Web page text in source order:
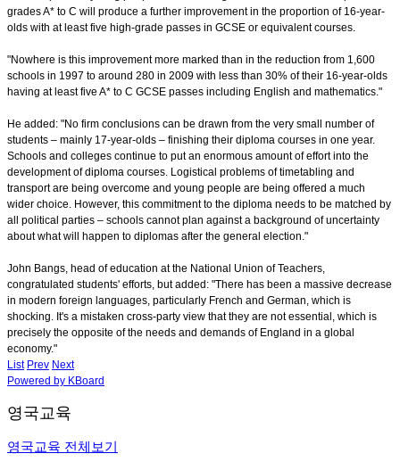
grades A* to C will produce a further improvement in the proportion of 16-year-
olds with at least five high-grade passes in GCSE or equivalent courses.
"Nowhere is this improvement more marked than in the reduction from 1,600
schools in 1997 to around 280 in 2009 with less than 30% of their 16-year-olds
having at least five A* to C GCSE passes including English and mathematics."
He added: "No firm conclusions can be drawn from the very small number of
students – mainly 17-year-olds – finishing their diploma courses in one year.
Schools and colleges continue to put an enormous amount of effort into the
development of diploma courses. Logistical problems of timetabling and
transport are being overcome and young people are being offered a much
wider choice. However, this commitment to the diploma needs to be matched by
all political parties – schools cannot plan against a background of uncertainty
about what will happen to diplomas after the general election."
John Bangs, head of education at the National Union of Teachers,
congratulated students' efforts, but added: "There has been a massive decrease
in modern foreign languages, particularly French and German, which is
shocking. It's a mistaken cross-party view that they are not essential, which is
precisely the opposite of the needs and demands of England in a global
economy."
List Prev Next
Powered by KBoard
영국교육
영국교육 전체보기